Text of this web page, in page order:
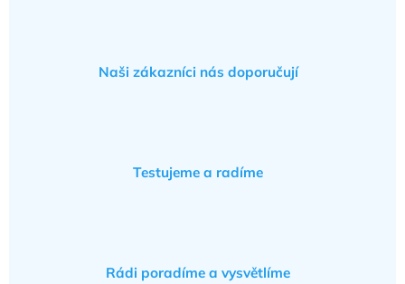
Naši zákazníci nás doporučují
Testujeme a radíme
Rádi poradíme a vysvětlíme